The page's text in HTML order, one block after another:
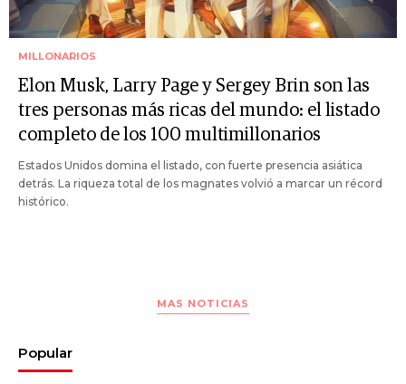
MILLONARIOS
Elon Musk, Larry Page y Sergey Brin son las
tres personas más ricas del mundo: el listado
completo de los 100 multimillonarios
Estados Unidos domina el listado, con fuerte presencia asiática
detrás. La riqueza total de los magnates volvió a marcar un récord
histórico.
MAS NOTICIAS
Popular